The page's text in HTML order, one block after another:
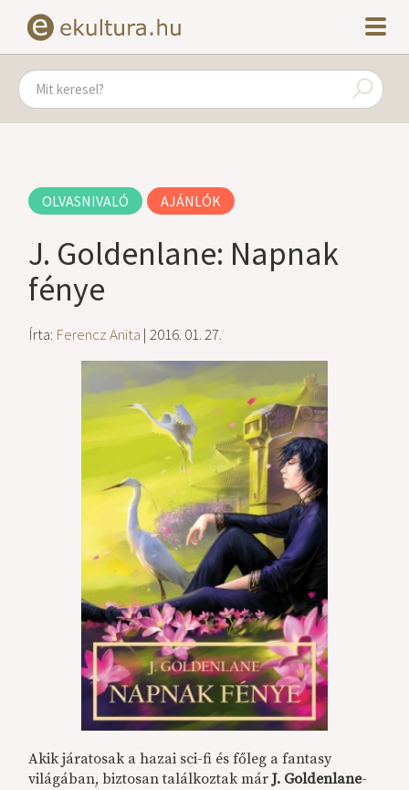
OLVASNIVALÓ AJÁNLÓK
J. Goldenlane: Napnak
fénye
Írta: Ferencz Anita | 2016. 01. 27.
Akik járatosak a hazai sci-fi és főleg a fantasy
világában, biztosan találkoztak márJ. Goldenlane-